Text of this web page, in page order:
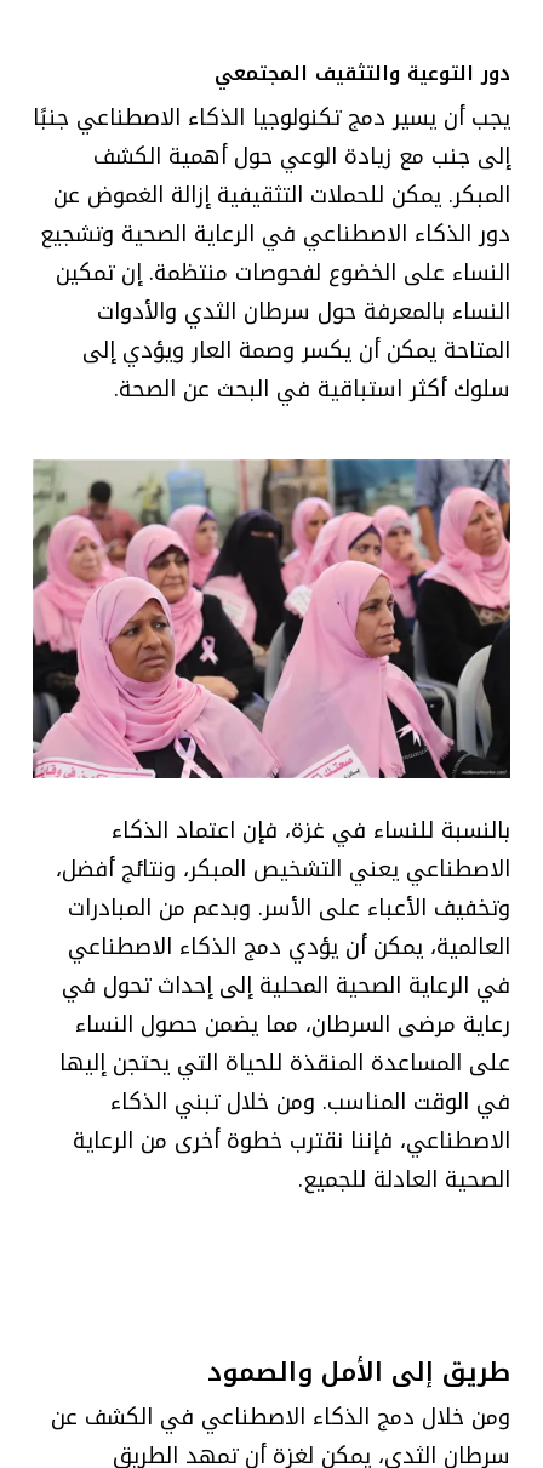
دور التوعية والتثقيف المجتمعي
يجب أن يسير دمج تكنولوجيا الذكاء الاصطناعي جنبًا
إلى جنب مع زيادة الوعي حول أهمية الكشف
المبكر. يمكن للحملات التثقيفية إزالة الغموض عن
دور الذكاء الاصطناعي في الرعاية الصحية وتشجيع
النساء على الخضوع لفحوصات منتظمة. إن تمكين
النساء بالمعرفة حول سرطان الثدي والأدوات
المتاحة يمكن أن يكسر وصمة العار ويؤدي إلى
سلوك أكثر استباقية في البحث عن الصحة.
بالنسبة للنساء في غزة، فإن اعتماد الذكاء
الاصطناعي يعني التشخيص المبكر، ونتائج أفضل،
وتخفيف الأعباء على الأسر. وبدعم من المبادرات
العالمية، يمكن أن يؤدي دمج الذكاء الاصطناعي
في الرعاية الصحية المحلية إلى إحداث تحول في
رعاية مرضى السرطان، مما يضمن حصول النساء
على المساعدة المنقذة للحياة التي يحتجن إليها
في الوقت المناسب. ومن خلال تبني الذكاء
الاصطناعي، فإننا نقترب خطوة أخرى من الرعاية
الصحية العادلة للجميع.
طريق إلى الأمل والصمود
ومن خلال دمج الذكاء الاصطناعي في الكشف عن
سرطان الثدي، يمكن لغزة أن تمهد الطريق